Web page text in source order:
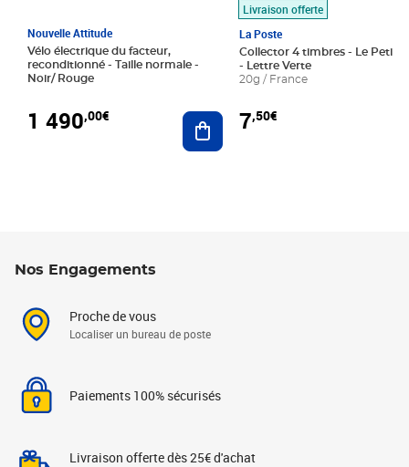
Nouvelle Attitude
Vélo électrique du facteur,
reconditionné - Taille normale -
Noir/ Rouge
1 490,00€ Ajouter au panier
Livraison offerte
La Poste
Collector 4 timbres - Le Petit
- Lettre Verte
20g / France
7,50€
Nos Engagements
Proche de vous
Localiser un bureau de poste
Paiements 100% sécurisés
Livraison offerte dès 25€ d'achat